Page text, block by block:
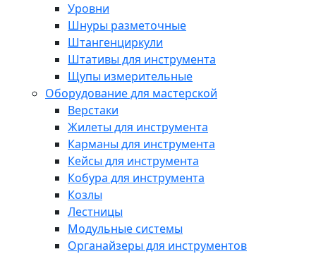
Уровни
Шнуры разметочные
Штангенциркули
Штативы для инструмента
Щупы измерительные
Оборудование для мастерской
Верстаки
Жилеты для инструмента
Карманы для инструмента
Кейсы для инструмента
Кобура для инструмента
Козлы
Лестницы
Модульные системы
Органайзеры для инструментов